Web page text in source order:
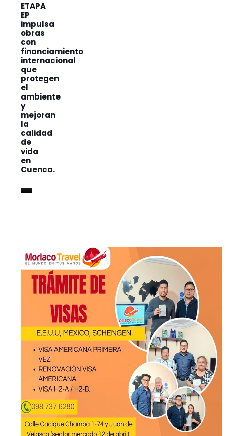
ETAPA
EP
impulsa
obras
con
financiamiento
internacional
que
protegen
el
ambiente
y
mejoran
la
calidad
de
vida
en
Cuenca.